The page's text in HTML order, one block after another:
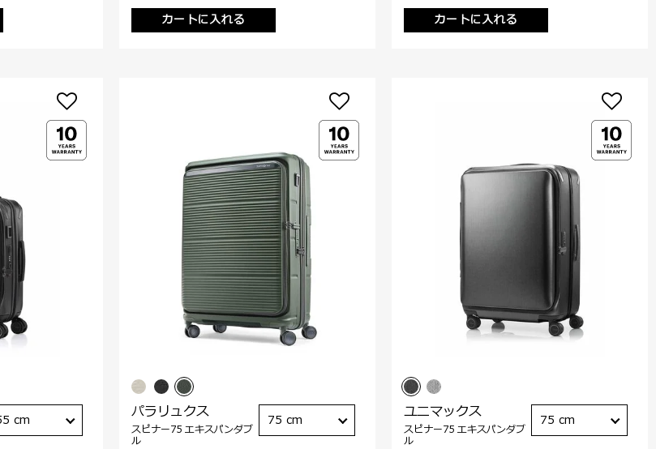
カートに入れる
カートに入れる
cm パラリュクス
スピナー75 エキスパンダブ
ル
75 cm ユニマックス
スピナー75 エキスパンダブ
ル
75 cm